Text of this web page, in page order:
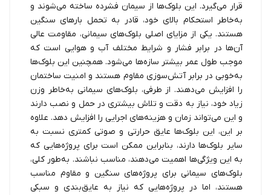
قرار می‌گیرد. این بلوک‌ها از سیمان فشرده ساخته می‌شوند و
به‌خاطر استحکام بالای خود، قادر به تحمل بارهای سنگین
هستند. یکی از مزایای اصلی بلوک‌های سیمانی، مقاومت عالی
آن‌ها در برابر فشار و شرایط مختلف آب و هوایی است که
موجب طول عمر بیشتر سازه‌ها می‌شود. همچنین این بلوک‌ها
به‌خوبی در برابر آتش‌سوزی مقاوم هستند و امنیت ساختمان
را افزایش می‌دهند. از طرفی، بلوک‌های سیمانی به‌خاطر وزن
زیاد خود، نیاز به دقت و تلاش بیشتری در حمل و نصب دارند
و این می‌تواند زمان و هزینه‌های اجرایی را افزایش دهد. علاوه
بر این، این بلوک‌ها عایق حرارتی و صوتی کمتری نسبت به
سایر بلوک‌ها دارند، بنابراین ممکن است برای پروژه‌هایی که
به این ویژگی‌ها اهمیت می‌دهند، مناسب نباشند. به‌طور کلی،
بلوک‌های سیمانی برای پروژه‌های سنگین و مقاوم مناسب
هستند، اما در پروژه‌هایی که نیاز به عایق‌بندی و سبکی